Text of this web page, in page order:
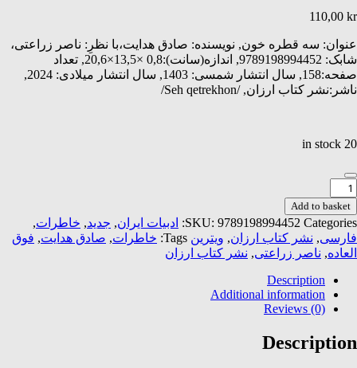
110,00 kr
عنوان: سه قطره خون, نویسنده: صادق هدایت،با نظرِ: ناصر زراعتی،
شابک: 9789198994452, اندازه(سانت):0,8 ×13,5×20,6, تعداد
صفحه:158, سال انتشار شمسی: 1403, سال انتشار میلادی: 2024,
ناشر:نشر کتاب ارزان, /Seh qetrekhon/
20 in stock
سه
قطره
خون
quantity
Add to basket
SKU: 9789198994452 Categories: ادبیات ایران, جدید, خاطرات,
فارسی, نشر کتاب ارزان, ویترین Tags: خاطرات, صادق هدایت, فوق
العاده, ناصر زراعتی, نشر کتاب ارزان
Description
Additional information
Reviews (0)
Description